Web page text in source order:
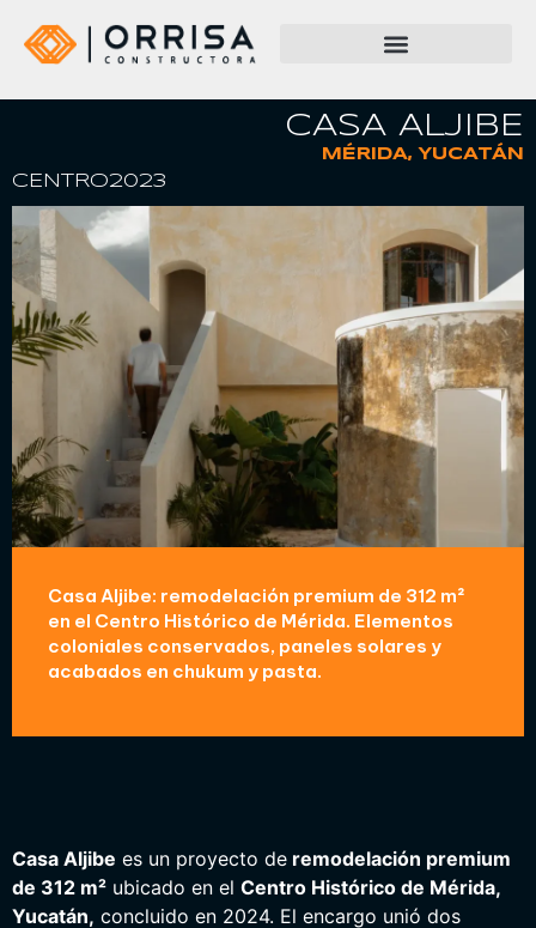
CASA ALJIBE
MÉRIDA, YUCATÁN
CENTRO2023
Casa Aljibe: remodelación premium de 312 m²
en el Centro Histórico de Mérida. Elementos
coloniales conservados, paneles solares y
acabados en chukum y pasta.
Casa Aljibe es un proyecto de remodelación premium
de 312 m² ubicado en el Centro Histórico de Mérida,
Yucatán, concluido en 2024. El encargo unió dos